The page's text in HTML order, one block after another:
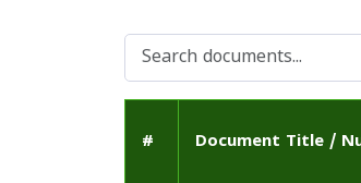
# Document Title /